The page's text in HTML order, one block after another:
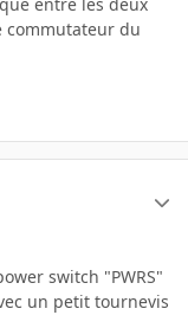
commutateur du
switch "PWRS"
un petit tournevis